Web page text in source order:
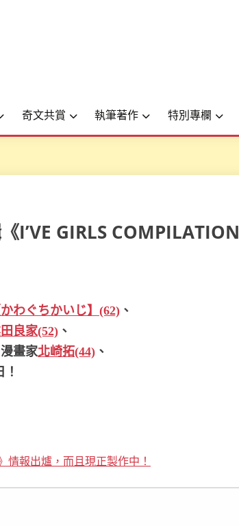
奇文共賞 執筆著作 特別專欄
I’VE GIRLS COMPILATION
わぐちかいじ】(62) 、
良家(52) 、
畫家北崎拓(44) 、
！
情報出爐，而且現正製作中！